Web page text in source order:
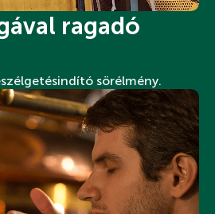
ragadó
sörélmény.